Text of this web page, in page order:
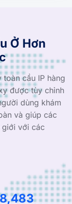
Ở Hơn
cầu IP hàng
được tùy chỉnh
dùng khám
và giúp các
giới với các